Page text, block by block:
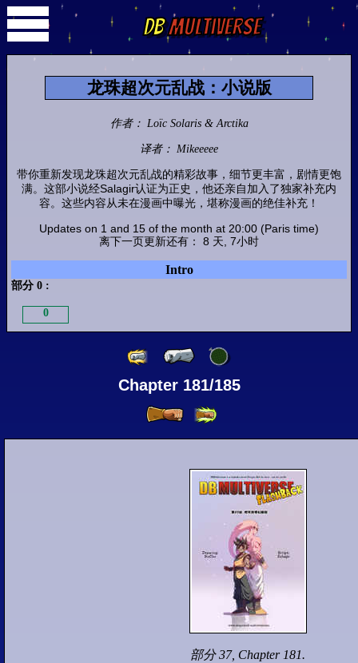
DBMultiverse
龙珠超次元乱战：小说版
作者： Loïc Solaris & Arctika
译者： Mikeeeee
带你重新发现龙珠超次元乱战的精彩故事，细节更丰富，剧情更饱
满。这部小说经Salagir认证为正史，他还亲自加入了独家补充内
容。这些内容从未在漫画中曝光，堪称漫画的绝佳补充！
Updates on 1 and 15 of the month at 20:00 (Paris time)
离下一页更新还有： 8 天, 7小时
Intro
部分 0 :
0
Round 1-1
9
14
Chapter 181/185
部分 37, Chapter 181.